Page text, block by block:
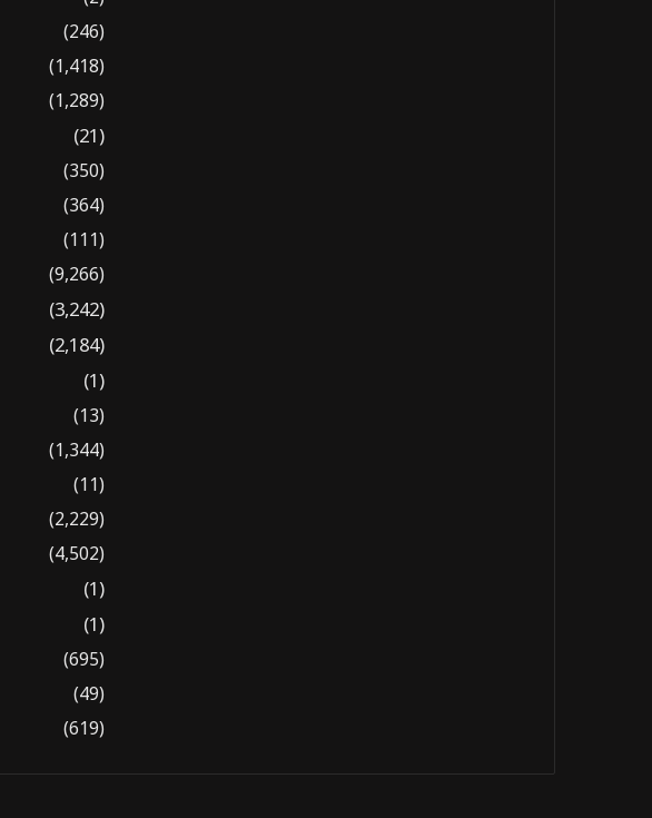
(246)
(1,418)
(1,289)
(21)
(350)
(364)
(111)
(9,266)
(3,242)
(2,184)
(1)
(13)
(1,344)
(11)
(2,229)
(4,502)
(1)
(1)
(695)
(49)
(619)